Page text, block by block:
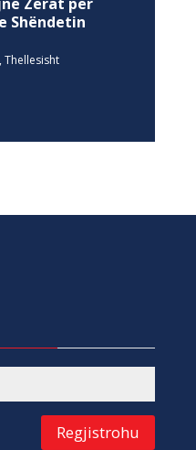
Shëndetin
, Thellesisht
Regjistrohu